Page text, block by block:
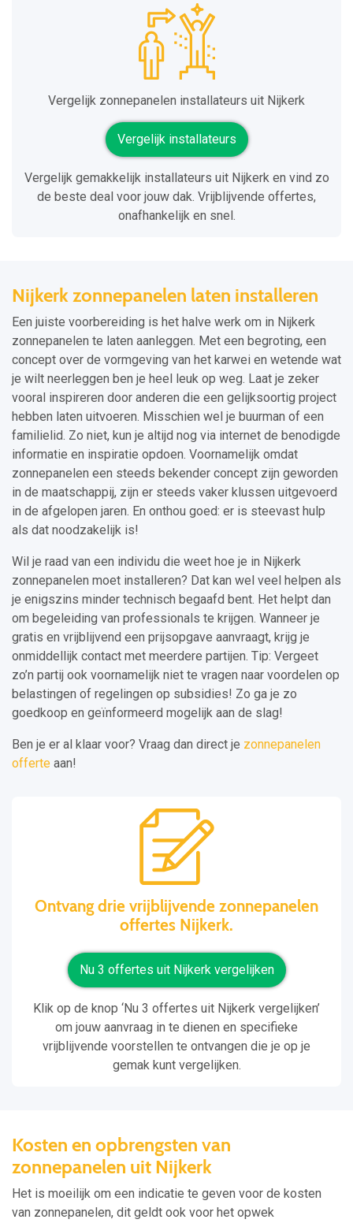
Vergelijk zonnepanelen installateurs uit Nijkerk
Vergelijk installateurs
Vergelijk gemakkelijk installateurs uit Nijkerk en vind zo
de beste deal voor jouw dak. Vrijblijvende offertes,
onafhankelijk en snel.
Nijkerk zonnepanelen laten installeren
Een juiste voorbereiding is het halve werk om in Nijkerk
zonnepanelen te laten aanleggen. Met een begroting, een
concept over de vormgeving van het karwei en wetende wat
je wilt neerleggen ben je heel leuk op weg. Laat je zeker
vooral inspireren door anderen die een gelijksoortig project
hebben laten uitvoeren. Misschien wel je buurman of een
familielid. Zo niet, kun je altijd nog via internet de benodigde
informatie en inspiratie opdoen. Voornamelijk omdat
zonnepanelen een steeds bekender concept zijn geworden
in de maatschappij, zijn er steeds vaker klussen uitgevoerd
in de afgelopen jaren. En onthou goed: er is steevast hulp
als dat noodzakelijk is!
Wil je raad van een individu die weet hoe je in Nijkerk
zonnepanelen moet installeren? Dat kan wel veel helpen als
je enigszins minder technisch begaafd bent. Het helpt dan
om begeleiding van professionals te krijgen. Wanneer je
gratis en vrijblijvend een prijsopgave aanvraagt, krijg je
onmiddellijk contact met meerdere partijen. Tip: Vergeet
zo’n partij ook voornamelijk niet te vragen naar voordelen op
belastingen of regelingen op subsidies! Zo ga je zo
goedkoop en geïnformeerd mogelijk aan de slag!
Ben je er al klaar voor? Vraag dan direct je zonnepanelen
offerte aan!
Ontvang drie vrijblijvende zonnepanelen
offertes Nijkerk.
Nu 3 offertes uit Nijkerk vergelijken
Klik op de knop ‘Nu 3 offertes uit Nijkerk vergelijken’
om jouw aanvraag in te dienen en specifieke
vrijblijvende voorstellen te ontvangen die je op je
gemak kunt vergelijken.
Kosten en opbrengsten van
zonnepanelen uit Nijkerk
Het is moeilijk om een indicatie te geven voor de kosten
van zonnepanelen, dit geldt ook voor het opwek